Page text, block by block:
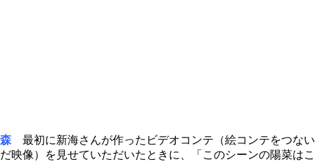
森
最初に新海さんが作ったビデオコンテ（絵コンテをつない
だ映像）を見せていただいたときに、「このシーンの陽菜はこ